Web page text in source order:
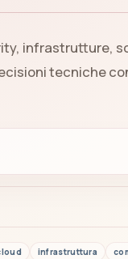
infrastrutture,
tecniche
infrastruttura